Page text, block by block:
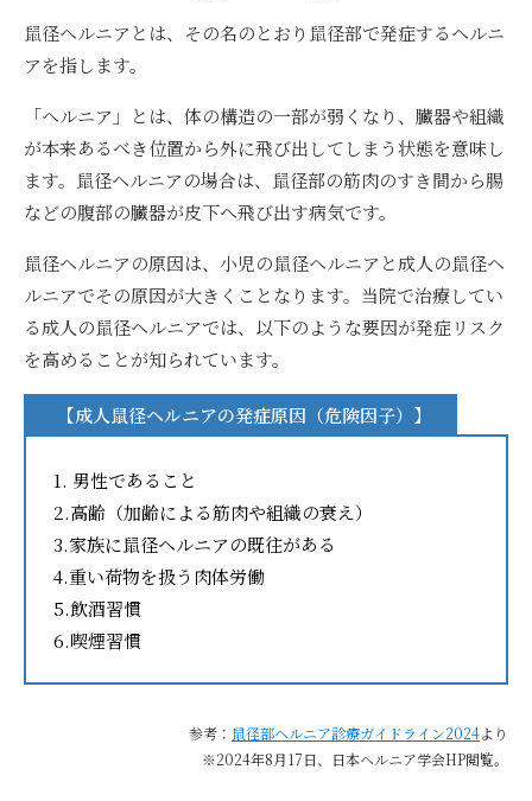
鼠径ヘルニアとは、その名のとおり鼠径部で発症するヘルニ
アを指します。
「ヘルニア」とは、体の構造の一部が弱くなり、臓器や組織
が本来あるべき位置から外に飛び出してしまう状態を意味し
ます。鼠径ヘルニアの場合は、鼠径部の筋肉のすき間から腸
などの腹部の臓器が皮下へ飛び出す病気です。
鼠径ヘルニアの原因は、小児の鼠径ヘルニアと成人の鼠径ヘ
ルニアでその原因が大きくことなります。当院で治療してい
る成人の鼠径ヘルニアでは、以下のような要因が発症リスク
を高めることが知られています。
【成人鼠径ヘルニアの発症原因（危険因子）】
1. 男性であること
2.高齢（加齢による筋肉や組織の衰え）
3.家族に鼠径ヘルニアの既往がある
4.重い荷物を扱う肉体労働
5.飲酒習慣
6.喫煙習慣
参考： 鼠径部ヘルニア診療ガイドライン2024より
※2024年8月17日、日本ヘルニア学会HP閲覧。